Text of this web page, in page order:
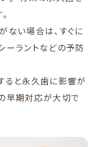
ない場合は、すぐに
ーラントなどの予防
ると永久歯に影響が
早期対応が大切で